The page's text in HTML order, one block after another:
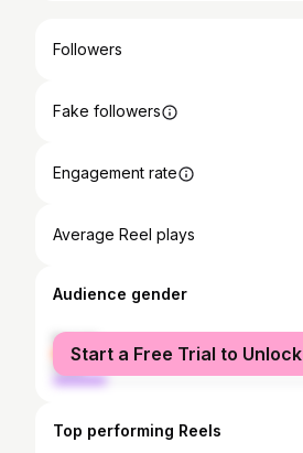
Followers
Fake followers
Engagement rate
Average Reel plays
Audience gender
female
male
Start a Free Trial to Unlock
Top performing Reels